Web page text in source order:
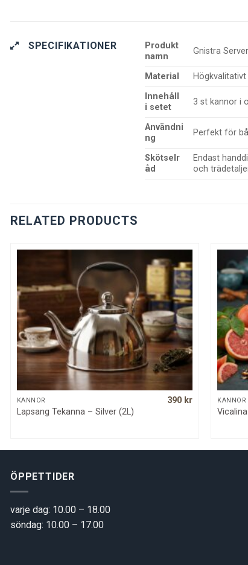
SPECIFIKATIONER
Produkt
namn
Gnistra
Material
Innehåll
i setet
3 st kannor i
Användni
ng
Perfekt för
Skötselr
åd
Endast
och
RELATED PRODUCTS
KANNOR
Lapsang Tekanna – Silver (2L)
390 kr KANNOR
ÖPPETTIDER
varje dag: 10.00 – 18.00
söndag: 10.00 – 17.00